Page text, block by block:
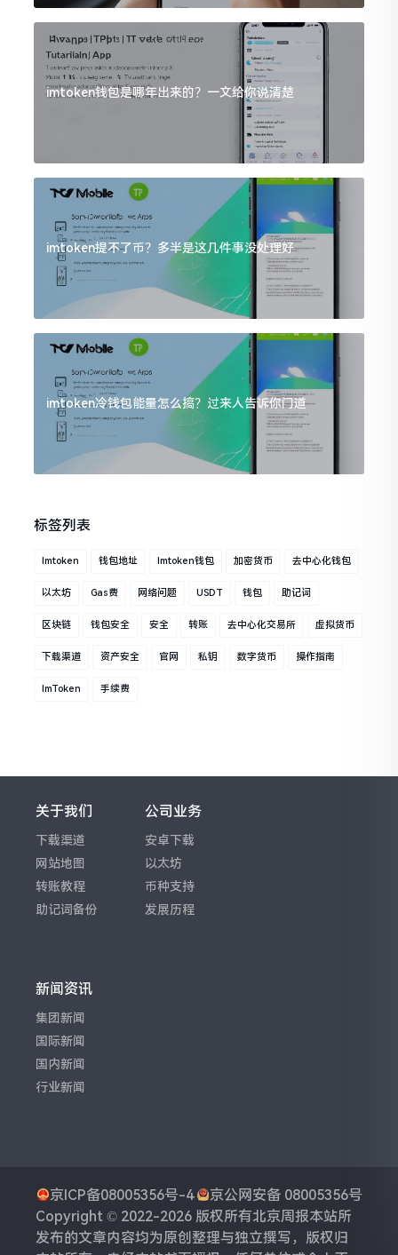
imtoken钱包是哪年出来的？一文给你说清楚
imtoken提不了币？多半是这几件事没处理好
imtoken冷钱包能量怎么搞？过来人告诉你门道
标签列表
Imtoken 钱包地址 Imtoken钱包 加密货币 去中心化钱包
以太坊 Gas费 网络问题 USDT 钱包 助记词
区块链 钱包安全 安全 转账 去中心化交易所 虚拟货币
下载渠道 资产安全 官网 私钥 数字货币 操作指南
ImToken 手续费
关于我们
下载渠道
网站地图
转账教程
助记词备份
公司业务
安卓下载
以太坊
币种支持
发展历程
新闻资讯
集团新闻
国际新闻
国内新闻
行业新闻
京ICP备08005356号-4
京公网安备 08005356号
Copyright © 2022-2026 版权所有北京周报本站所
发布的文章内容均为原创整理与独立撰写，版权归